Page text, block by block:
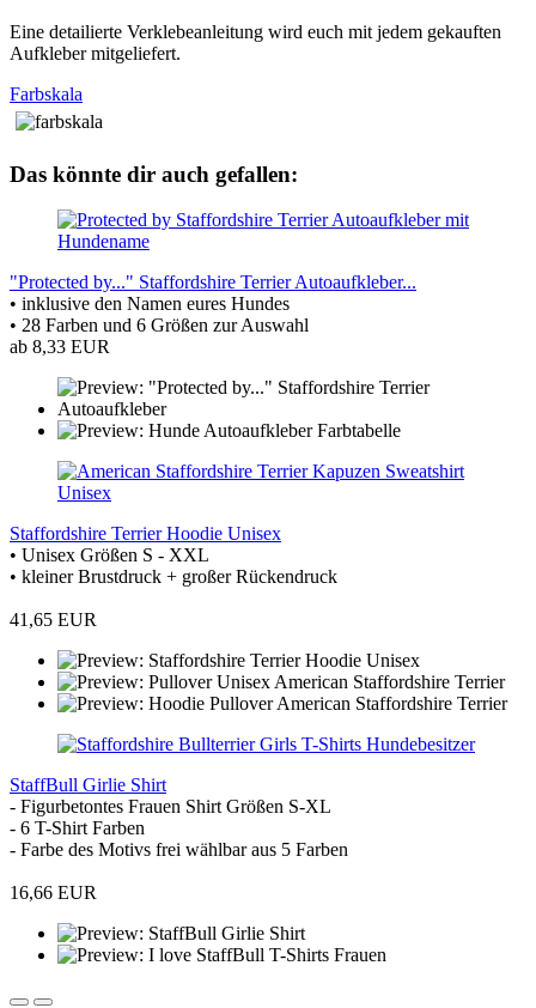
Eine detailierte Verklebeanleitung wird euch mit jedem gekauften
Aufkleber mitgeliefert.
Farbskala
Das könnte dir auch gefallen:
"Protected by..." Staffordshire Terrier Autoaufkleber...
• inklusive den Namen eures Hundes
• 28 Farben und 6 Größen zur Auswahl
ab 8,33 EUR
Staffordshire Terrier Hoodie Unisex
• Unisex Größen S - XXL
• kleiner Brustdruck + großer Rückendruck
41,65 EUR
StaffBull Girlie Shirt
- Figurbetontes Frauen Shirt Größen S-XL
- 6 T-Shirt Farben
- Farbe des Motivs frei wählbar aus 5 Farben
16,66 EUR